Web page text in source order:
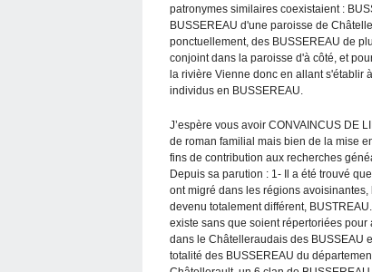
patronymes similaires coexistaient :
BUSSEREAU d'une paroisse de
ponctuellement, des BUSSEREAU de
conjoint dans la paroisse d'à côté, et
la rivière Vienne donc en allant s'établir
individus en BUSSEREAU.
J’espère vous avoir CONVAINCUS DE
de roman familial mais bien de la mise
fins de contribution aux recherches
Depuis sa parution : 1- Il a été trouvé
ont migré dans les régions
devenu totalement différent,
existe sans que soient répertoriées
dans le Châtelleraudais des BUSSEAU
totalité des BUSSEREAU du